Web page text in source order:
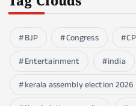
BJP Congress
Entertainment
india
kerala assembly election 2026